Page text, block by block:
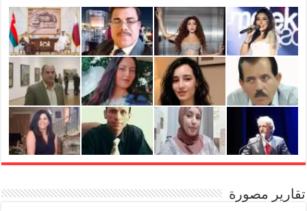
تقارير مصورة